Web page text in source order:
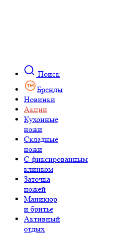
Поиск
Бренды
Новинки
Акции
Кухонные
ножи
Складные
ножи
C фиксированным
клинком
Заточка
ножей
Маникюр
и бритье
Активный
отдых